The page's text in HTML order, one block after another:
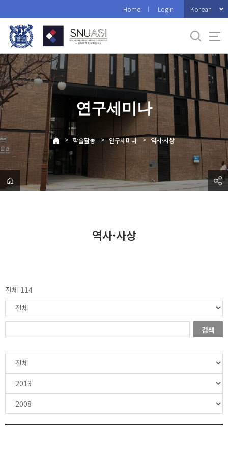
로
메
뉴
Home Login Korean
연구세미나
> 학술활동 > 연구세미나 > 역사·사상
역사·사상
전체 114
검색